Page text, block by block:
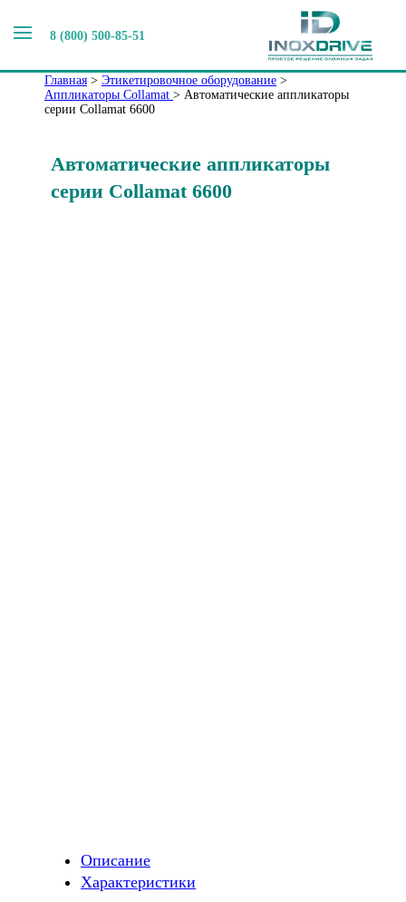
8 (800) 500-85-51
Аппликаторы Collamat
Главная > Этикетировочное оборудование >
Аппликаторы Collamat > Автоматические аппликаторы
серии Collamat 6600
Автоматические аппликаторы
серии Collamat 6600
Описание
Характеристики